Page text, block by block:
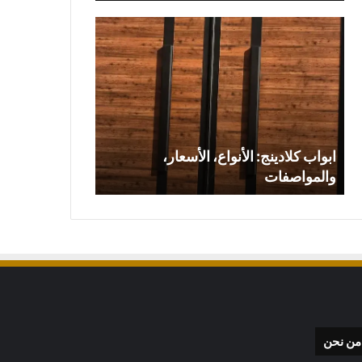
ابواب
كلادينج:
الأنواع،
الأسعار،
والمواصفات
ابواب كلادينج: الأنواع، الأسعار،
والمواصفات
من نحن